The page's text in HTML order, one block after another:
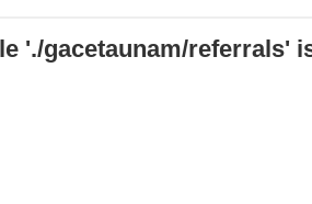
'./gacetaunam/referrals'